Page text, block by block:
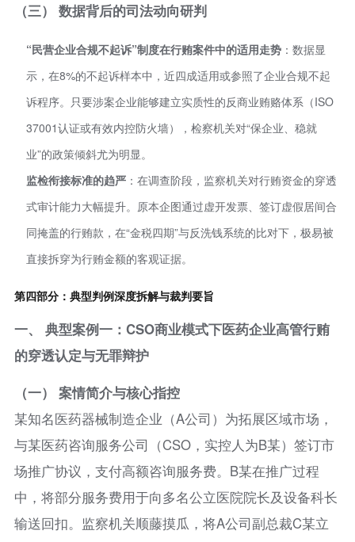
（三） 数据背后的司法动向研判
“民营企业合规不起诉”制度在行贿案件中的适用走势：数据显
示，在8%的不起诉样本中，近四成适用或参照了企业合规不起
诉程序。只要涉案企业能够建立实质性的反商业贿赂体系（ISO
37001认证或有效内控防火墙），检察机关对“保企业、稳就
业”的政策倾斜尤为明显。
监检衔接标准的趋严：在调查阶段，监察机关对行贿资金的穿透
式审计能力大幅提升。原本企图通过虚开发票、签订虚假居间合
同掩盖的行贿款，在“金税四期”与反洗钱系统的比对下，极易被
直接拆穿为行贿金额的客观证据。
第四部分：典型判例深度拆解与裁判要旨
一、 典型案例一：CSO商业模式下医药企业高管行贿
的穿透认定与无罪辩护
（一） 案情简介与核心指控
某知名医药器械制造企业（A公司）为拓展区域市场，
与某医药咨询服务公司（CSO，实控人为B某）签订市
场推广协议，支付高额咨询服务费。B某在推广过程
中，将部分服务费用于向多名公立医院院长及设备科长
输送回扣。监察机关顺藤摸瓜，将A公司副总裁C某立